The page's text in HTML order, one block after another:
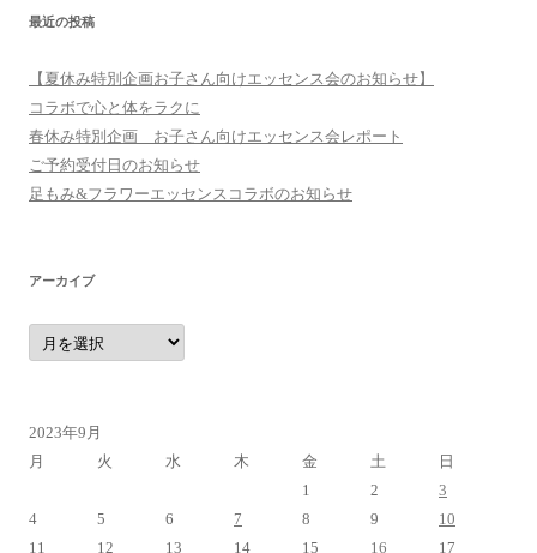
最近の投稿
【夏休み特別企画お子さん向けエッセンス会のお知らせ】
コラボで心と体をラクに
春休み特別企画 お子さん向けエッセンス会レポート
ご予約受付日のお知らせ
足もみ&フラワーエッセンスコラボのお知らせ
アーカイブ
ア
ー
カ
2023年9月
月
火 水 木 金 土
日
1
2
3
4
5 6 7 8 9
10
11
12 13 14 15 16 17